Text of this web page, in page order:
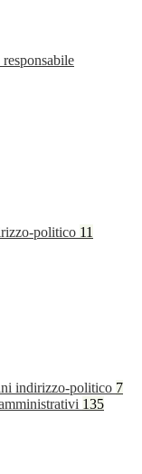
politico 11
indirizzo-politico 7
135